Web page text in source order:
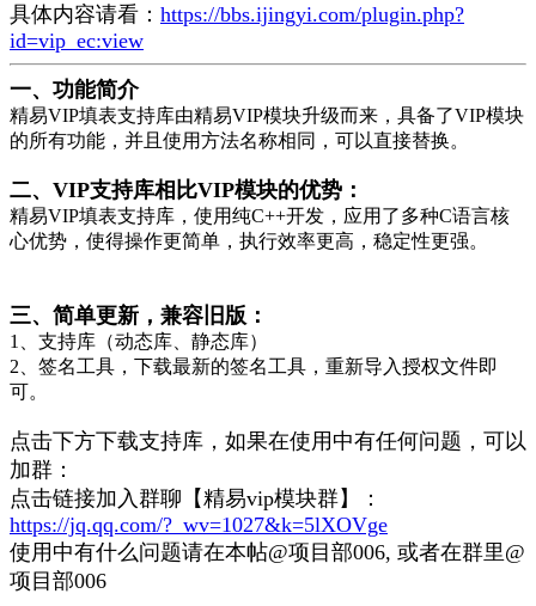
具体内容请看： https://bbs.ijingyi.com/plugin.php?
id=vip_ec:view
一、功能简介
精易VIP填表支持库由精易VIP模块升级而来，具备了VIP模块
的所有功能，并且使用方法名称相同，可以直接替换。
二、VIP支持库相比VIP模块的优势：
精易VIP填表支持库，使用纯C++开发，应用了多种C语言核
心优势，使得操作更简单，执行效率更高，稳定性更强。
三、简单更新，兼容旧版：
1、支持库（动态库、静态库）
2、签名工具，下载最新的签名工具，重新导入授权文件即
可。
点击下方下载支持库，如果在使用中有任何问题，可以
加群：
点击链接加入群聊【精易vip模块群】：
https://jq.qq.com/?_wv=1027&k=5lXOVge
使用中有什么问题请在本帖@项目部006, 或者在群里@
项目部006